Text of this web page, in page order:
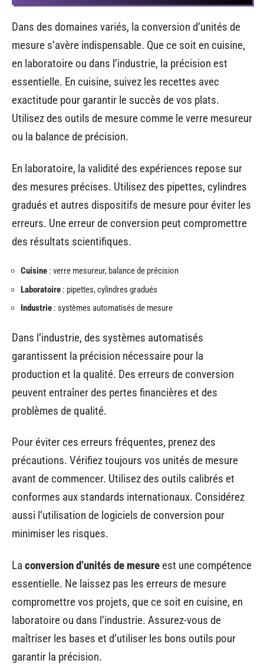
Dans des domaines variés, la conversion d’unités de
mesure s’avère indispensable. Que ce soit en cuisine,
en laboratoire ou dans l’industrie, la précision est
essentielle. En cuisine, suivez les recettes avec
exactitude pour garantir le succès de vos plats.
Utilisez des outils de mesure comme le verre mesureur
ou la balance de précision.
En laboratoire, la validité des expériences repose sur
des mesures précises. Utilisez des pipettes, cylindres
gradués et autres dispositifs de mesure pour éviter les
erreurs. Une erreur de conversion peut compromettre
des résultats scientifiques.
Cuisine : verre mesureur, balance de précision
Laboratoire : pipettes, cylindres gradués
Industrie : systèmes automatisés de mesure
Dans l’industrie, des systèmes automatisés
garantissent la précision nécessaire pour la
production et la qualité. Des erreurs de conversion
peuvent entraîner des pertes financières et des
problèmes de qualité.
Pour éviter ces erreurs fréquentes, prenez des
précautions. Vérifiez toujours vos unités de mesure
avant de commencer. Utilisez des outils calibrés et
conformes aux standards internationaux. Considérez
aussi l’utilisation de logiciels de conversion pour
minimiser les risques.
La conversion d’unités de mesure est une compétence
essentielle. Ne laissez pas les erreurs de mesure
compromettre vos projets, que ce soit en cuisine, en
laboratoire ou dans l’industrie. Assurez-vous de
maîtriser les bases et d’utiliser les bons outils pour
garantir la précision.